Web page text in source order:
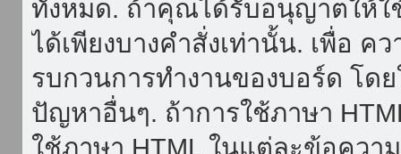
ทั้งหมด. ถ้าคุณได้รับอนุญาตให้ใ
ได้เพียงบางคำสั่งเท่านั้น. เพื่อ
รบกวนการทำงานของบอร์ด โด
ปัญหาอื่นๆ. ถ้าการใช้ภาษา
ใช้ภาษา HTML ในแต่ละข้อคว